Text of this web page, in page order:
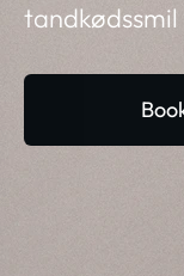
tandkødssmil